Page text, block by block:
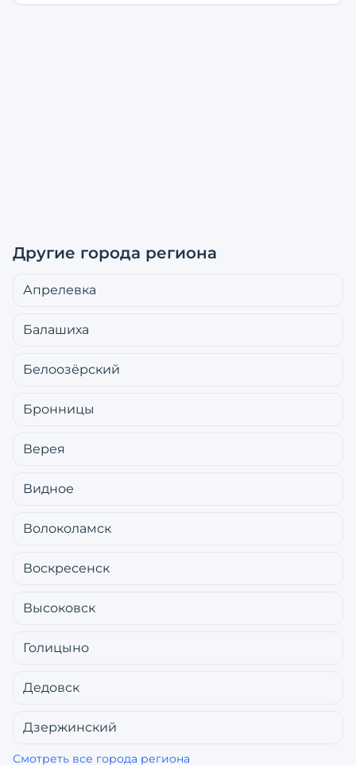
Другие города региона
Апрелевка
Балашиха
Белоозёрский
Бронницы
Верея
Видное
Волоколамск
Воскресенск
Высоковск
Голицыно
Дедовск
Дзержинский
Смотреть все города региона